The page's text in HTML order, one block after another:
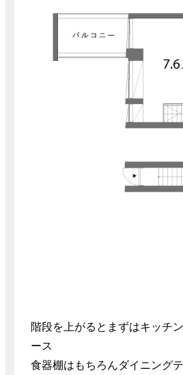
階段を上がるとまずはキッチ
ース
食器棚はもちろんダイニング